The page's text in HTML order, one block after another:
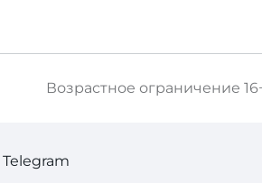
Возрастное ограничение
Telegram